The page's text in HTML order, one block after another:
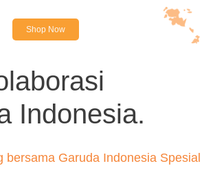
Shop Now
Indonesia.
bersama Garuda Indonesia Spesial